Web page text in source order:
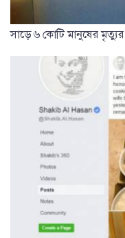
সাড়ে ৬ কোটি মানুষের মৃত্যুর